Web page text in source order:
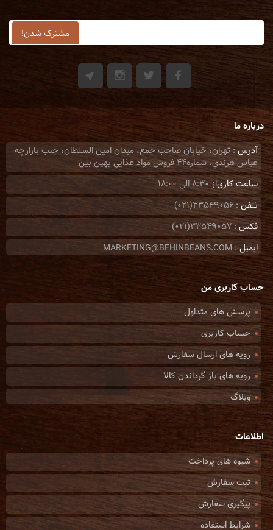
درباره ما
آدرس: تهران، خيابان صاحب جمع، ميدان امين السلطان، جنب بازارچه
عباس هرندي، شماره44 فروش مواد غذایی بهین بین
ساعت کاریاز 8:30 الی 18:00
تلفن : 33549056(021)
فکس: 33549057(021)
ایمیل: MARKETING@BEHINBEANS.COM
حساب کاربری من
پرسش های متداول
حساب کاربری
رویه های ارسال سفارش
رویه های باز گرداندن کالا
وبلاگ
اطلاعات
شیوه های پرداخت
ثبت سفارش
پیگیری سفارش
شرایط استفاده